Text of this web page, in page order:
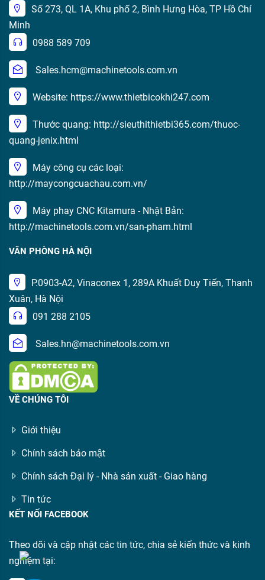
Số 273, QL 1A, Khu phố 2, Bình Hưng Hòa, TP Hồ Chí
Minh
0988 589 709
Sales.hcm@machinetools.com.vn
Website: https://www.thietbicokhi247.com
Thước quang: http://sieuthithietbi365.com/thuoc-
quang-jenix.html
Máy công cụ các loại:
http://maycongcuachau.com.vn/
Máy phay CNC Kitamura - Nhật Bản:
http://machinetools.com.vn/san-pham.html
VĂN PHÒNG HÀ NỘI
P.0903-A2, Vinaconex 1, 289A Khuất Duy Tiến, Thanh
Xuân, Hà Nội
091 288 2105
Sales.hn@machinetools.com.vn
VỀ CHÚNG TÔI
Giới thiệu
Chính sách bảo mật
Chính sách Đại lý - Nhà sản xuất - Giao hàng
Tin tức
KẾT NỐI FACEBOOK
Theo dõi và cập nhật các tin tức, chia sẻ kiến thức và kinh
nghiệm tại: